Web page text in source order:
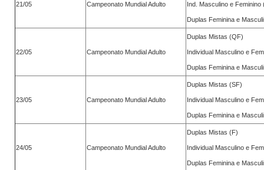
21/05 Campeonato Mundial Adulto Ind. Masculino e Feminino
Duplas Feminina e
22/05 Campeonato Mundial Adulto
Duplas Mistas (QF)
Individual Masculino e
Duplas Feminina e
23/05 Campeonato Mundial Adulto
Duplas Mistas (SF)
Individual Masculino e
Duplas Feminina e
24/05 Campeonato Mundial Adulto
Duplas Mistas (F)
Individual Masculino e
Duplas Feminina e